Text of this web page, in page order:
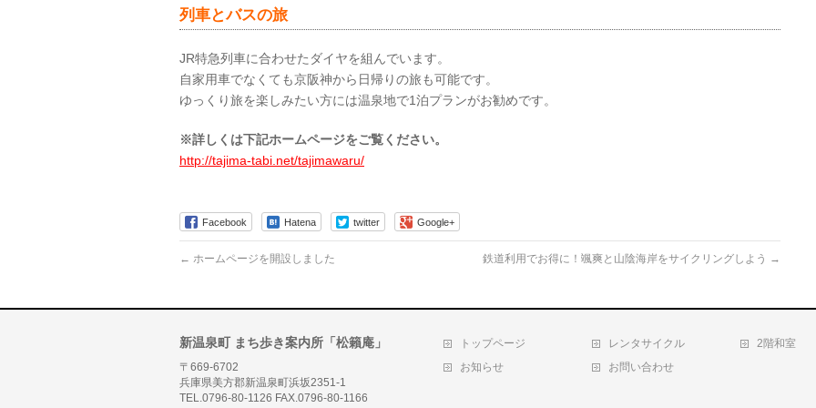
列車とバスの旅
JR特急列車に合わせたダイヤを組んでいます。
自家用車でなくても京阪神から日帰りの旅も可能です。
ゆっくり旅を楽しみたい方には温泉地で1泊プランがお勧めです。
※詳しくは下記ホームページをご覧ください。
http://tajima-tabi.net/tajimawaru/
Facebook Hatena twitter Google+
← ホームページを開設しました 鉄道利用でお得に！颯爽と山陰海岸をサイクリングしよう →
新温泉町 まち歩き案内所「松籟庵」
〒669-6702
兵庫県美方郡新温泉町浜坂2351-1
TEL.0796-80-1126 FAX.0796-80-1166
トップページ レンタサイクル 2階和室
お知らせ
お問い合わせ